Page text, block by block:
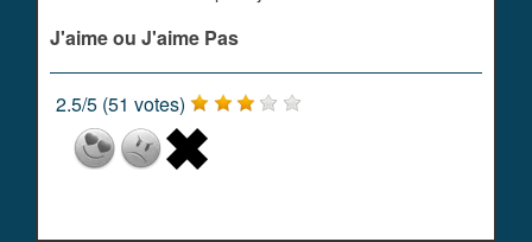
J'aime ou J'aime Pas
2.5/5 (51 votes)